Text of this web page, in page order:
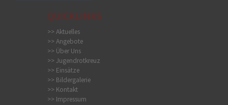
QUICKLINKS
>> Aktuelles
>> Angebote
>> Über Uns
>> Jugendrotkreuz
>> Einsätze
>> Bildergalerie
>> Kontakt
>> Impressum